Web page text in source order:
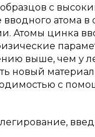
с
атома
Атомы цинка
выше, чем у
новый
с